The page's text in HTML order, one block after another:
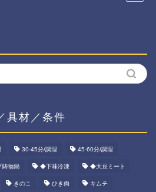
具材／条件
30-45分/調理 45-60分/調理
物鍋 ◆下味冷凍 ◆大豆ミート
きのこ ひき肉 キムチ
ホーム
資産運用